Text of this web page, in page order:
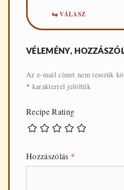
VÁLASZ
VÉLEMÉNY,
Az e-mail címet nem tesszük
* karakterrel jelöltük
Recipe Rating
Hozzászólás *